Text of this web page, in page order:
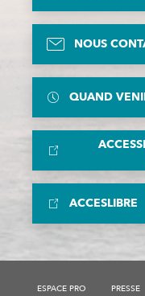
NOUS
QUAND
ACCESLIBRE
ESPACE PRO PRESSE